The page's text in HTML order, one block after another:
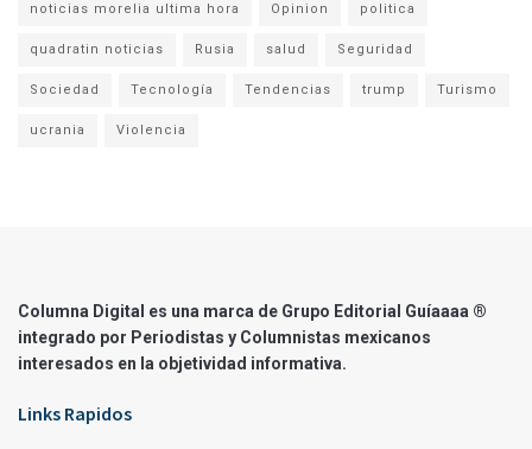
noticias morelia ultima hora Opinion politica
quadratin noticias Rusia salud Seguridad
Sociedad Tecnología Tendencias trump Turismo
ucrania Violencia
Columna Digital es una marca de Grupo Editorial Guíaaaa ®
integrado por Periodistas y Columnistas mexicanos
interesados en la objetividad informativa.
Links Rapidos